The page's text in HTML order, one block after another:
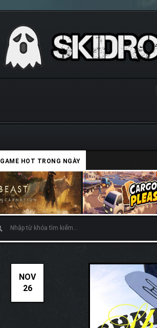
GAME HOT TRONG NGÀY
NOV
26